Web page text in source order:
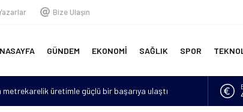
Bize Ulaşın
GÜNDEM EKONOMİ SAĞLIK SPOR
metrekarelik üretimle güçlü bir başarıya ulaştı
doğmuş bebek bulundu